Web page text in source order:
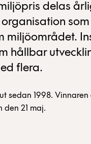
delas
miljöområdet.
hållbar
flera.
sedan 1998.
den 21 maj.